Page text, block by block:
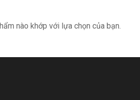
nào khớp với lựa chọn của bạn.